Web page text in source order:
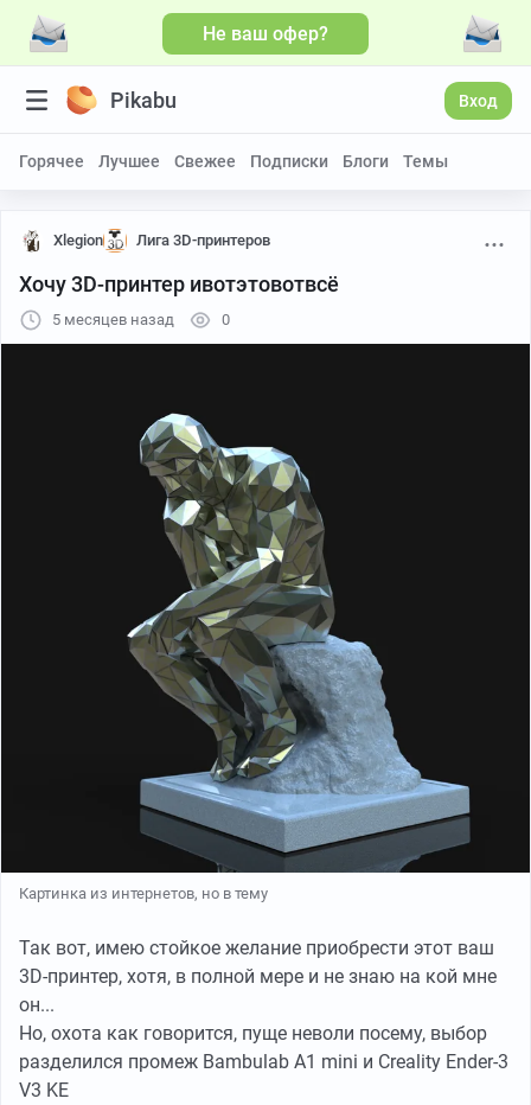
Не ваш офер?
Pikabu Вход
Горячее Лучшее Свежее Подписки Блоги Темы
Xlegion Лига 3D-принтеров
Хочу 3D-принтер ивотэтовотвсё
5 месяцев назад 0
Картинка из интернетов, но в тему
Так вот, имею стойкое желание приобрести этот ваш
3D-принтер, хотя, в полной мере и не знаю на кой мне
он...
Но, охота как говорится, пуще неволи посему, выбор
разделился промеж Bambulab A1 mini и Creality Ender-3
V3 KE